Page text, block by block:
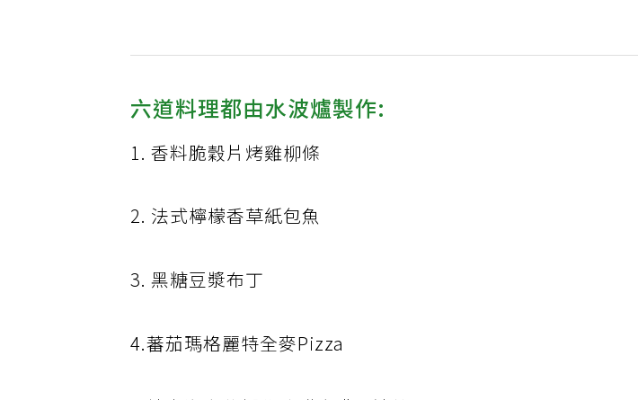
六道料理都由水波爐製作:
1. 香料脆穀片烤雞柳條
2. 法式檸檬香草紙包魚
3. 黑糖豆漿布丁
4.蕃茄瑪格麗特全麥Pizza